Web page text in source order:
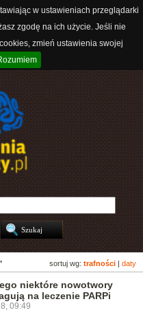
w ustawieniach przeglądarki
zgodę na ich użycie. Jeśli nie
zmień ustawienia swojej
sortuj wg: trafności daty
niektóre nowotwory
na leczenie PARPi
09:49